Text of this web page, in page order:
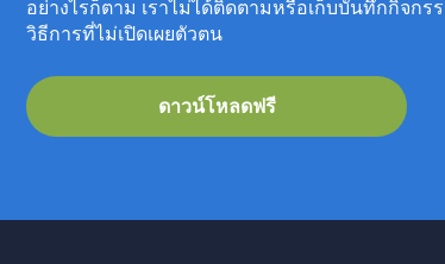
อย่างไรก็ตาม เราไม่ได้ติดตามหรือเก็บบันทึกกิจกร
วิธีการที่ไม่เปิดเผยตัวตน
ดาวน์โหลดฟรี